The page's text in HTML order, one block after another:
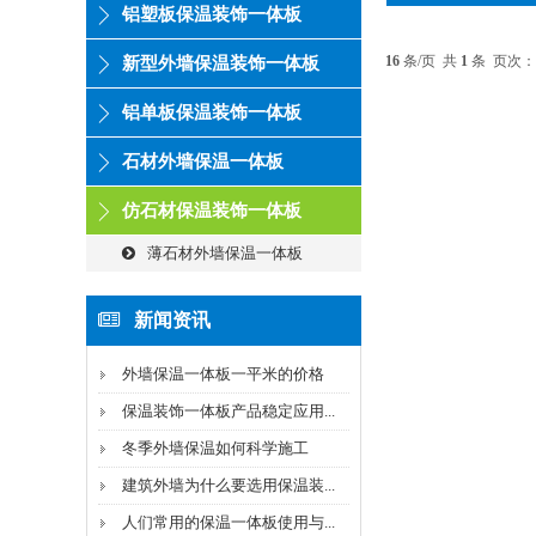
铝塑板保温装饰一体板
新型外墙保温装饰一体板
铝单板保温装饰一体板
石材外墙保温一体板
仿石材保温装饰一体板
薄石材外墙保温一体板
新闻资讯
外墙保温一体板一平米的价格
保温装饰一体板产品稳定应用...
冬季外墙保温如何科学施工
建筑外墙为什么要选用保温装...
人们常用的保温一体板使用与...
16 条/页 共 1 条 页次：